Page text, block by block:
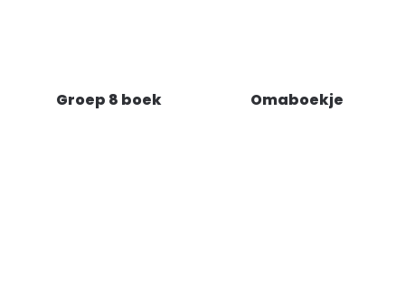
Groep 8 boek Omaboekje